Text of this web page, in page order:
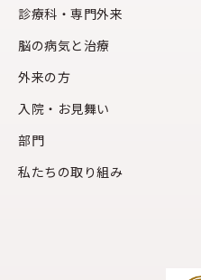
診療科・専門外来
脳の病気と治療
外来の方
入院・お見舞い
部門
私たちの取り組み